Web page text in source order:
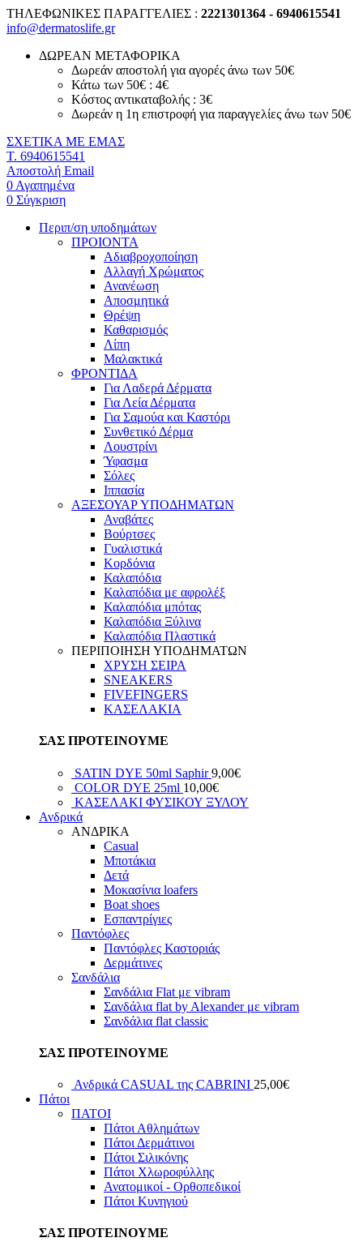
ΤΗΛΕΦΩΝΙΚΕΣ ΠΑΡΑΓΓΕΛΙΕΣ : 2221301364 - 6940615541
info@dermatoslife.gr
ΔΩΡΕΑΝ ΜΕΤΑΦΟΡΙΚΑ
Δωρεάν αποστολή για αγορές άνω των 50€
Κάτω των 50€ : 4€
Κόστος αντικαταβολής : 3€
Δωρεάν η 1η επιστροφή για παραγγελίες άνω των 50€
ΣΧΕΤΙΚΑ ΜΕ ΕΜΑΣ
T. 6940615541
Αποστολή Email
0 Αγαπημένα
0 Σύγκριση
Περιπ/ση υποδημάτων
ΠΡΟΙΟΝΤΑ
Αδιαβροχοποίηση
Αλλαγή Χρώματος
Ανανέωση
Αποσμητικά
Θρέψη
Καθαρισμός
Λίπη
Μαλακτικά
ΦΡΟΝΤΙΔΑ
Για Λαδερά Δέρματα
Για Λεία Δέρματα
Για Σαμούα και Καστόρι
Συνθετικό Δέρμα
Λουστρίνι
Ύφασμα
Σόλες
Ιππασία
ΑΞΕΣΟΥΑΡ ΥΠΟΔΗΜΑΤΩΝ
Αναβάτες
Βούρτσες
Γυαλιστικά
Κορδόνια
Καλαπόδια
Καλαπόδια με αφρολέξ
Καλαπόδια μπότας
Καλαπόδια Ξύλινα
Καλαπόδια Πλαστικά
ΠΕΡΙΠΟΙΗΣΗ ΥΠΟΔΗΜΑΤΩΝ
ΧΡΥΣΗ ΣΕΙΡΑ
SNEAKERS
FIVEFINGERS
ΚΑΣΕΛΑΚΙΑ
ΣΑΣ ΠΡΟΤΕΙΝΟΥΜΕ
SATIN DYE 50ml Saphir9,00€
COLOR DYE 25ml 10,00€
ΚΑΣΕΛΑΚΙ ΦΥΣΙΚΟΥ ΞΥΛΟΥ
Ανδρικά
ΑΝΔΡΙΚΑ
Casual
Μποτάκια
Δετά
Μοκασίνια loafers
Boat shoes
Εσπαντρίγιες
Παντόφλες
Παντόφλες Καστοριάς
Δερμάτινες
Σανδάλια
Σανδάλια Flat με vibram
Σανδάλια flat by Alexander με vibram
Σανδάλια flat classic
ΣΑΣ ΠΡΟΤΕΙΝΟΥΜΕ
Ανδρικά CASUAL της CABRINI 25,00€
Πάτοι
ΠΑΤΟΙ
Πάτοι Αθλημάτων
Πάτοι Δερμάτινοι
Πάτοι Σιλικόνης
Πάτοι Χλωροφύλλης
Ανατομικοί - Ορθοπεδικοί
Πάτοι Κυνηγιού
ΣΑΣ ΠΡΟΤΕΙΝΟΥΜΕ